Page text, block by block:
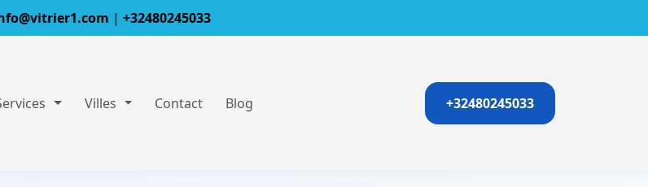
| +32480245033
Villes Contact Blog +32480245033